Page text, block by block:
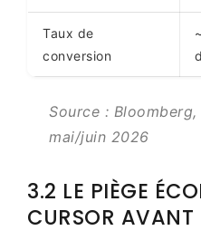
Taux de
conversion
Source :
mai/juin 2026
3.2 LE PIÈGE
CURSOR AVANT